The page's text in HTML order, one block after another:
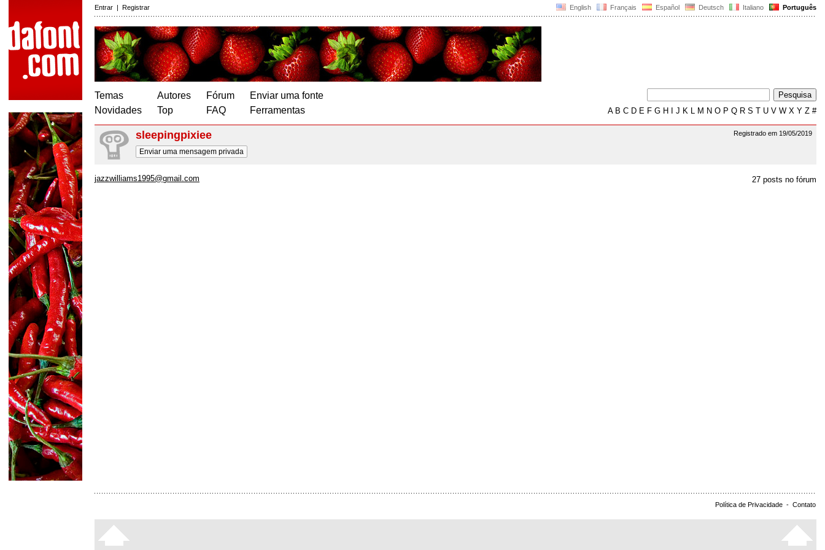
English Français Español Deutsch Italiano Português
Entrar | Registrar
Temas
Novidades
Autores
Top
Fórum
FAQ
Enviar uma fonte
Ferramentas
AB C D E F G H J K L M N O P Q R S T U V W X Y Z #
Registrado em 19/05/2019
sleepingpixiee
Enviar uma mensagem privada
27 posts no fórum
jazzwilliams1995@gmail.com
Política de Privacidade - Contato